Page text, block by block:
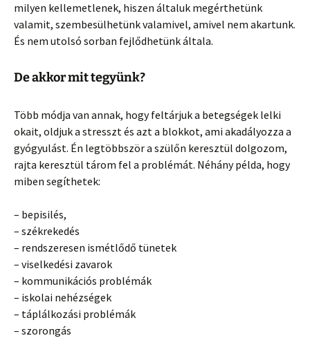
milyen kellemetlenek, hiszen általuk megérthetünk
valamit, szembesülhetünk valamivel, amivel nem akartunk.
És nem utolsó sorban fejlődhetünk általa.
De akkor mit tegyünk?
Több módja van annak, hogy feltárjuk a betegségek lelki
okait, oldjuk a stresszt és azt a blokkot, ami akadályozza a
gyógyulást. Én legtöbbször a szülőn keresztül dolgozom,
rajta keresztül tárom fel a problémát. Néhány példa, hogy
miben segíthetek:
– bepisilés,
– székrekedés
– rendszeresen ismétlődő tünetek
– viselkedési zavarok
– kommunikációs problémák
– iskolai nehézségek
– táplálkozási problémák
– szorongás